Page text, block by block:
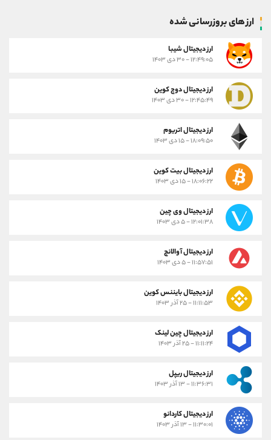
ارز های بروزرسانی شده
ارز ديجيتال شیبا
۱۲:۴۹:۰۵ - ۳۰ دی ۱۴۰۳
ارز دیجیتال دوج کوین
۱۲:۴۵:۴۹ - ۳۰ دی ۱۴۰۳
ارز دیجیتال اتریوم
۱۸:۰۹:۵۰ - ۱۵ دی ۱۴۰۳
ارز دیجیتال بیت کوین
۱۸:۰۶:۲۲ - ۱۵ دی ۱۴۰۳
ارز دیجیتال وی چین
۱۲:۰۱:۳۸ - ۵ دی ۱۴۰۳
ارز دیجیتال آوالانچ
۱۱:۵۷:۵۱ - ۵ دی ۱۴۰۳
ارز دیجیتال بایننس کوین
۱۱:۱۱:۵۳ - ۲۵ آذر ۱۴۰۳
ارز دیجیتال چین لینک
۱۱:۱۱:۲۴ - ۲۵ آذر ۱۴۰۳
ارز دیجیتال ریپل
۱۱:۳۶:۳۱ - ۱۳ آذر ۱۴۰۳
ارز دیجیتال کاردانو
۱۱:۳۰:۰۱ - ۱۳ آذر ۱۴۰۳